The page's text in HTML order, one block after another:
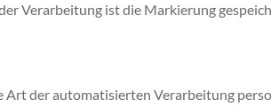
Verarbeitung ist die Markierung
Art der automatisierten Verarbeitung